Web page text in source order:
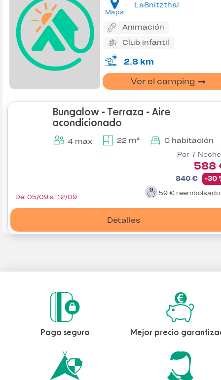
Mapa
Laßnitzthal
Animación
Club infantil
2.8 km
Ver el camping
Bungalow - Terraza - Aire
acondicionado
4 max 22 m² 0 habitación
Por 7
588
840 € -30
59 € reembolsado
Detalles
Del 05/09 al 12/09
Pago seguro Mejor precio